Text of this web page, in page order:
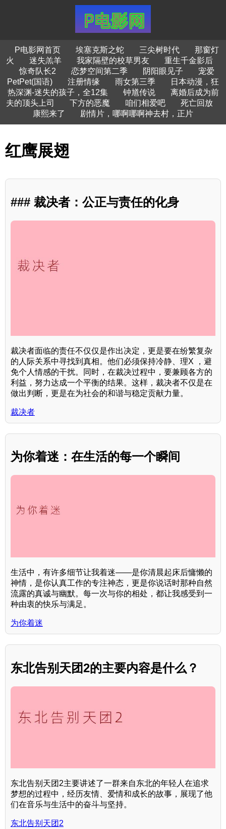
P电影网首页 埃塞克斯之蛇 三尖树时代
那窗灯
火
迷失羔羊 我家隔壁的校草男友
重生千金影后
惊奇队长2
恋梦空间第二季 阴阳眼见子
宠爱
PetPet(国语)
注册情缘 雨女第三季
日本动漫，狂
热深渊-迷失的孩子，全12集
钟馗传说
离婚后成为前
夫的顶头上司
下方的恶魔 咱们相爱吧
死亡回放
康熙来了
剧情片，哪啊哪啊神去村，正片
红鹰展翅
### 裁决者：公正与责任的化身
裁决者面临的责任不仅仅是作出决定，更是要在纷繁复杂
的人际关系中寻找到真相。他们必须保持冷静、理X ，避
免个人情感的干扰。同时，在裁决过程中，要兼顾各方的
利益，努力达成一个平衡的结果。这样，裁决者不仅是在
做出判断，更是在为社会的和谐与稳定贡献力量。
裁决者
为你着迷：在生活的每一个瞬间
生活中，有许多细节让我着迷——是你清晨起床后慵懒的
神情，是你认真工作的专注神态，更是你说话时那种自然
流露的真诚与幽默。每一次与你的相处，都让我感受到一
种由衷的快乐与满足。
为你着迷
东北告别天团2的主要内容是什么？
东北告别天团2主要讲述了一群来自东北的年轻人在追求
梦想的过程中，经历友情、爱情和成长的故事，展现了他
们在音乐与生活中的奋斗与坚持。
东北告别天团2